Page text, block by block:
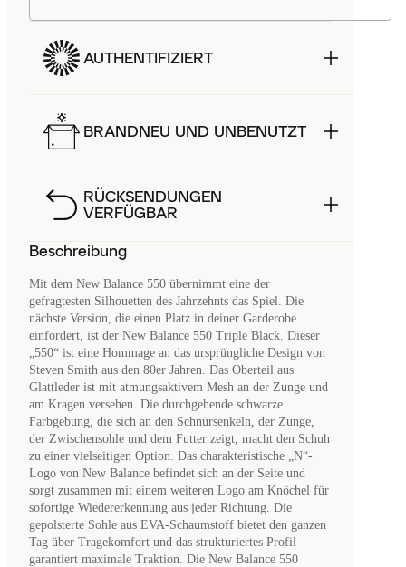
AUTHENTIFIZIERT
BRANDNEU UND UNBENUTZT
RÜCKSENDUNGEN
VERFÜGBAR
Beschreibung
Mit dem New Balance 550 übernimmt eine der
gefragtesten Silhouetten des Jahrzehnts das Spiel. Die
nächste Version, die einen Platz in deiner Garderobe
einfordert, ist der New Balance 550 Triple Black. Dieser
„550“ ist eine Hommage an das ursprüngliche Design von
Steven Smith aus den 80er Jahren. Das Oberteil aus
Glattleder ist mit atmungsaktivem Mesh an der Zunge und
am Kragen versehen. Die durchgehende schwarze
Farbgebung, die sich an den Schnürsenkeln, der Zunge,
der Zwischensohle und dem Futter zeigt, macht den Schuh
zu einer vielseitigen Option. Das charakteristische „N“-
Logo von New Balance befindet sich an der Seite und
sorgt zusammen mit einem weiteren Logo am Knöchel für
sofortige Wiedererkennung aus jeder Richtung. Die
gepolsterte Sohle aus EVA-Schaumstoff bietet den ganzen
Tag über Tragekomfort und das strukturiertes Profil
garantiert maximale Traktion. Die New Balance 550